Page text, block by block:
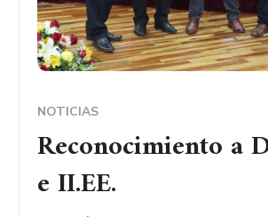
NOTICIAS
Reconocimiento a
e II.EE.